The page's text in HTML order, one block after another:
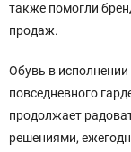
также помогли
продаж.
Обувь в
повседневного
продолжает
решениями,